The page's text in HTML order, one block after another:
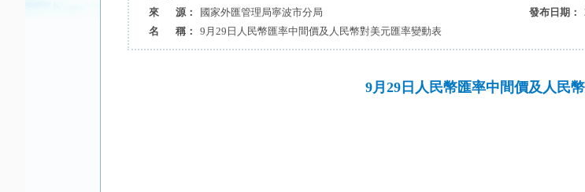
來 源：
國家外匯管理局寧波市分局 發布日期：
名 稱：
9月29日人民幣匯率中間價及人民幣對美元匯率變動表
9月29日人民幣匯率中間價及人民